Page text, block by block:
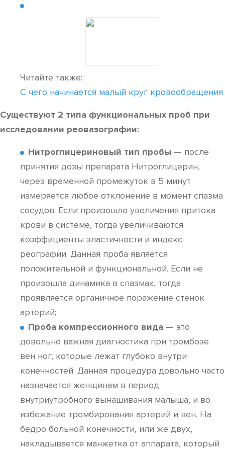
Читайте также:
С чего начинается малый круг кровообращения
Существуют 2 типа функциональных проб при
исследовании реовазографии:
Нитроглицериновый тип пробы — после
принятия дозы препарата Нитроглицерин,
через временной промежуток в 5 минут
измеряется любое отклонение в момент спазма
сосудов. Если произошло увеличения притока
крови в системе, тогда увеличиваются
коэффициенты эластичности и индекс
реографии. Данная проба является
положительной и функциональной. Если не
произошла динамика в спазмах, тогда
проявляется органичное поражение стенок
артерий;
Проба компрессионного вида — это
довольно важная диагностика при тромбозе
вен ног, которые лежат глубоко внутри
конечностей. Данная процедура довольно часто
назначается женщинам в период
внутриутробного вынашивания малыша, и во
избежание тромбирования артерий и вен. На
бедро больной конечности, или же двух,
накладывается манжетка от аппарата, который